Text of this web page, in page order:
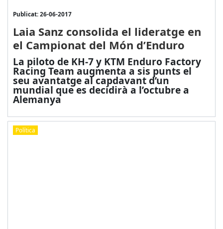
Publicat: 26-06-2017
Laia Sanz consolida el lideratge en
el Campionat del Món d’Enduro
La piloto de KH-7 y KTM Enduro Factory
Racing Team augmenta a sis punts el
seu avantatge al capdavant d’un
mundial que es decidirà a l’octubre a
Alemanya
Política